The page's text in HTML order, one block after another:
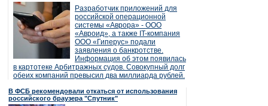
Разработчик приложений для
российской операционной
системы «Аврора» - ООО
«Авроид», а также IT-компания
ООО «Гиперус» подали
заявления о банкротстве.
Информация об этом появилась
в картотеке Арбитражных судов. Совокупный долг
обеих компаний превысил два миллиарда рублей.
В ФСБ рекомендовали откаться от использования
российского браузера "Спутник"